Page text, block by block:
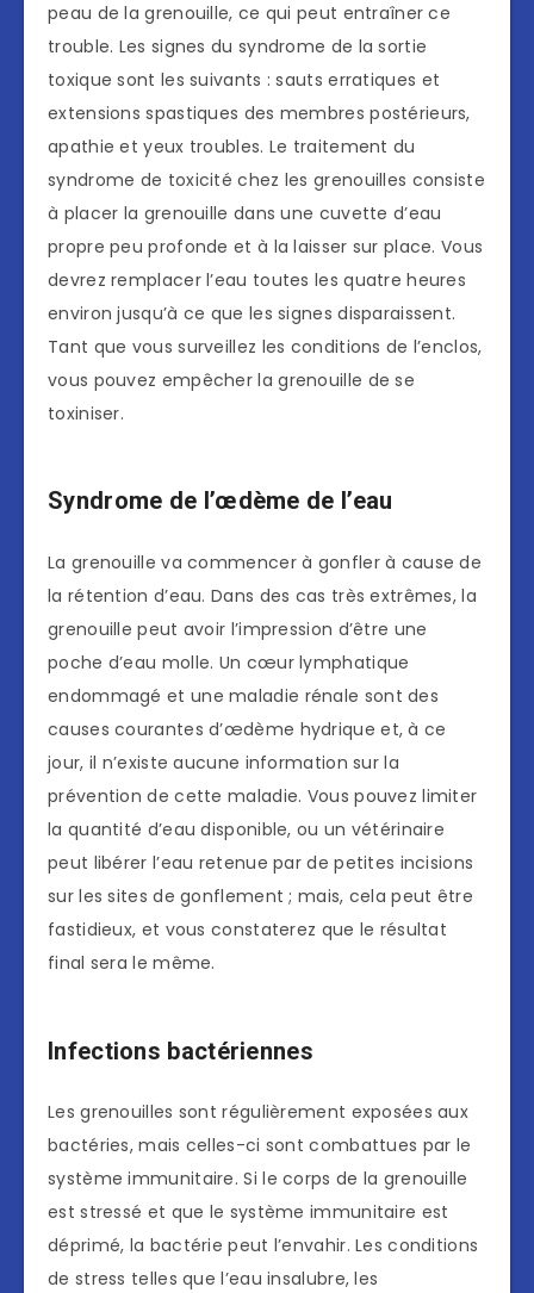
peau de la grenouille, ce qui peut entraîner ce
trouble. Les signes du syndrome de la sortie
toxique sont les suivants : sauts erratiques et
extensions spastiques des membres postérieurs,
apathie et yeux troubles. Le traitement du
syndrome de toxicité chez les grenouilles consiste
à placer la grenouille dans une cuvette d’eau
propre peu profonde et à la laisser sur place. Vous
devrez remplacer l’eau toutes les quatre heures
environ jusqu’à ce que les signes disparaissent.
Tant que vous surveillez les conditions de l’enclos,
vous pouvez empêcher la grenouille de se
toxiniser.
Syndrome de l’œdème de l’eau
La grenouille va commencer à gonfler à cause de
la rétention d’eau. Dans des cas très extrêmes, la
grenouille peut avoir l’impression d’être une
poche d’eau molle. Un cœur lymphatique
endommagé et une maladie rénale sont des
causes courantes d’œdème hydrique et, à ce
jour, il n’existe aucune information sur la
prévention de cette maladie. Vous pouvez limiter
la quantité d’eau disponible, ou un vétérinaire
peut libérer l’eau retenue par de petites incisions
sur les sites de gonflement ; mais, cela peut être
fastidieux, et vous constaterez que le résultat
final sera le même.
Infections bactériennes
Les grenouilles sont régulièrement exposées aux
bactéries, mais celles-ci sont combattues par le
système immunitaire. Si le corps de la grenouille
est stressé et que le système immunitaire est
déprimé, la bactérie peut l’envahir. Les conditions
de stress telles que l’eau insalubre, les